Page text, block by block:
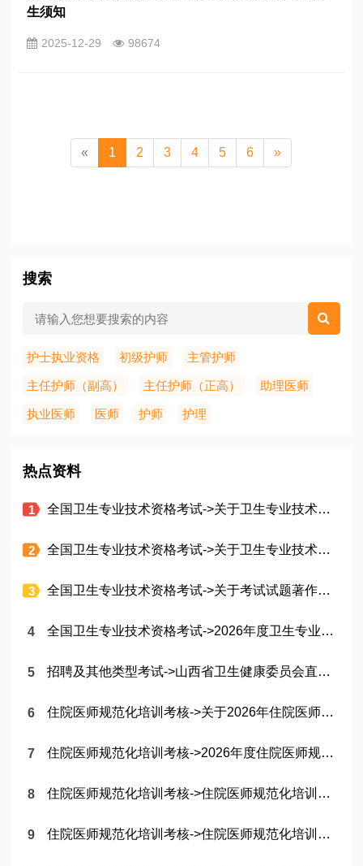
生须知
2025-12-29 98674
« 1 2 3 4 5 6 »
搜索
护士执业资格 初级护师 主管护师
主任护师（副高） 主任护师（正高） 助理医师
执业医师 医师 护师 护理
热点资料
全国卫生专业技术资格考试->关于卫生专业技术资格考试和护士执业资格考试成绩单全面实行电子化管理有关情况的说明
全国卫生专业技术资格考试->关于卫生专业技术资格考试和护士执业资格考试的重要声明
全国卫生专业技术资格考试->关于考试试题著作权的重要声明
全国卫生专业技术资格考试->2026年度卫生专业技术资格考试机考各专业考试时间
招聘及其他类型考试->山西省卫生健康委员会直属事业单位2026年公开招聘公告
住院医师规范化培训考核->关于2026年住院医师规范化培训和助理全科医生培训结业理论考核的通告
住院医师规范化培训考核->2026年度住院医师规范化培训和助理全科医生培训结业专业理论考核考生须知
住院医师规范化培训考核->住院医师规范化培训和助理全科医生培训结业专业理论考核考生管理平台注册须知
住院医师规范化培训考核->住院医师规范化培训和助理全科医生培训结业专业理论考核考生报名操作指导